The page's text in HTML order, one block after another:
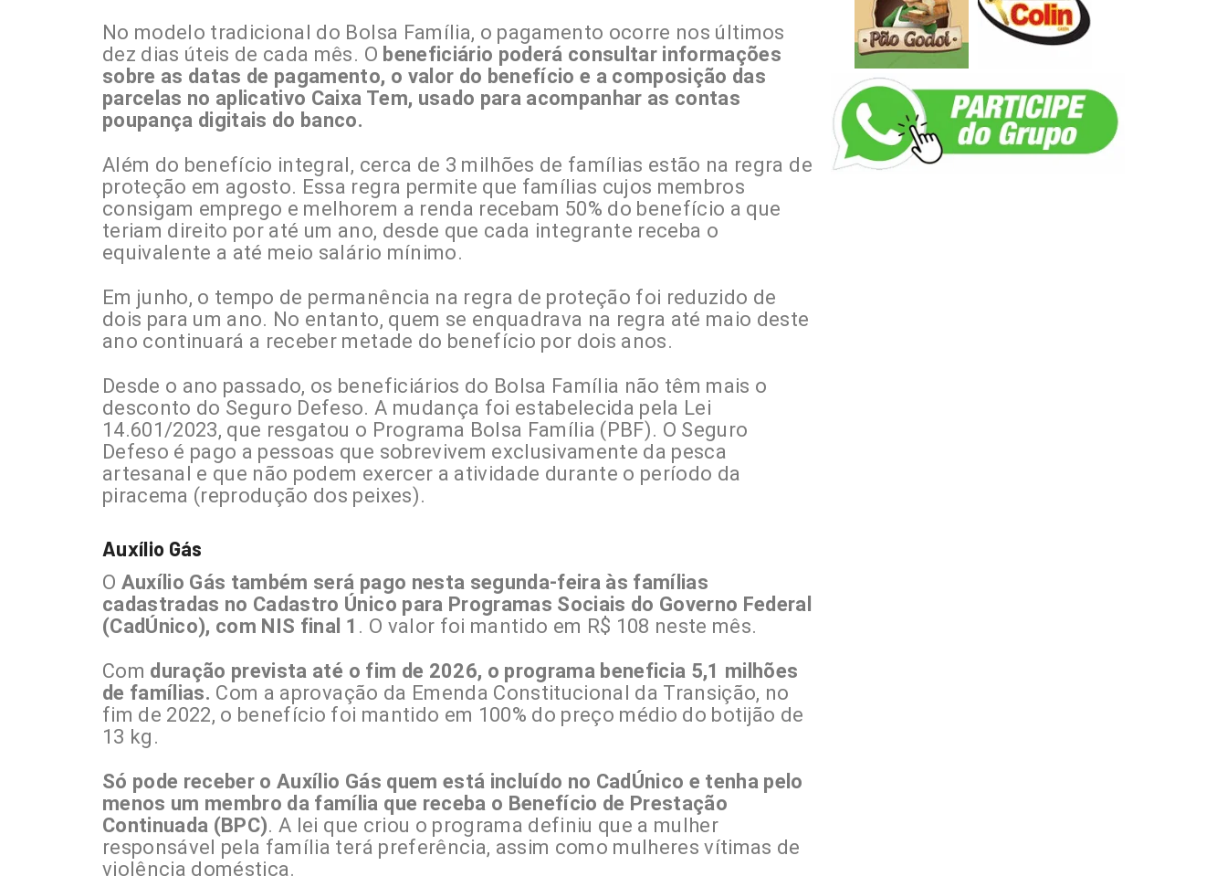
No modelo tradicional do Bolsa Família, o pagamento ocorre nos últimos
dez dias úteis de cada mês. O beneficiário poderá consultar informações
sobre as datas de pagamento, o valor do benefício e a composição das
parcelas no aplicativo Caixa Tem, usado para acompanhar as contas
poupança digitais do banco.
Além do benefício integral, cerca de 3 milhões de famílias estão na regra de
proteção em agosto. Essa regra permite que famílias cujos membros
consigam emprego e melhorem a renda recebam 50% do benefício a que
teriam direito por até um ano, desde que cada integrante receba o
equivalente a até meio salário mínimo.
Em junho, o tempo de permanência na regra de proteção foi reduzido de
dois para um ano. No entanto, quem se enquadrava na regra até maio deste
ano continuará a receber metade do benefício por dois anos.
Desde o ano passado, os beneficiários do Bolsa Família não têm mais o
desconto do Seguro Defeso. A mudança foi estabelecida pela Lei
14.601/2023, que resgatou o Programa Bolsa Família (PBF). O Seguro
Defeso é pago a pessoas que sobrevivem exclusivamente da pesca
artesanal e que não podem exercer a atividade durante o período da
piracema (reprodução dos peixes).
Auxílio Gás
O Auxílio Gás também será pago nesta segunda-feira às famílias
cadastradas no Cadastro Único para Programas Sociais do Governo Federal
(CadÚnico), com NIS final 1 . O valor foi mantido em R$ 108 neste mês.
Com duração prevista até o fim de 2026, o programa beneficia 5,1 milhões
de famílias. Com a aprovação da Emenda Constitucional da Transição, no
fim de 2022, o benefício foi mantido em 100% do preço médio do botijão de
13 kg.
Só pode receber o Auxílio Gás quem está incluído no CadÚnico e tenha pelo
menos um membro da família que receba o Benefício de Prestação
Continuada (BPC). A lei que criou o programa definiu que a mulher
responsável pela família terá preferência, assim como mulheres vítimas de
violência doméstica.